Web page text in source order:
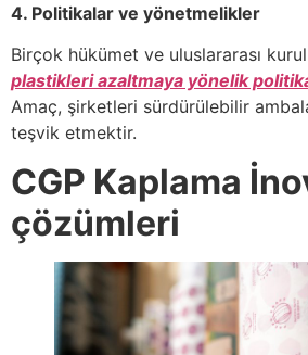
4. Politikalar ve yönetmelikler
Birçok hükümet ve uluslararası
plastikleri azaltmaya yönelik
Amaç, şirketleri sürdürülebilir
teşvik etmektir.
CGP Kaplama
çözümleri